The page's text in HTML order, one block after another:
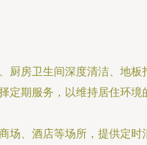
厨房卫生间深度清洁、地板
定期服务，以维持居住环境
场、酒店等场所，提供定时